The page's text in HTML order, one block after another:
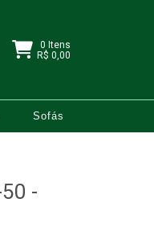
0 Itens
R$ 0,00
Sofás
-